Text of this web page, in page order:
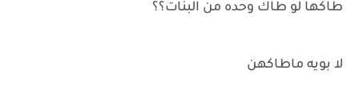
طاكها لو طاك وحده من البنات؟؟
لا بويه ماطاكهن